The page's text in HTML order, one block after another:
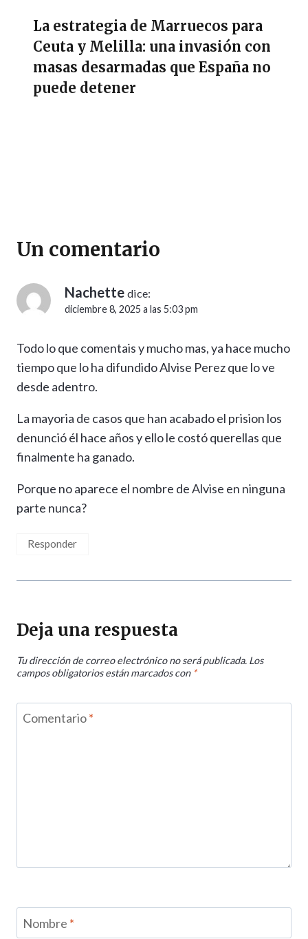
La estrategia de Marruecos para
Ceuta y Melilla: una invasión con
masas desarmadas que España no
puede detener
Un comentario
Nachette dice:
diciembre 8, 2025 a las 5:03 pm
Todo lo que comentais y mucho mas, ya hace mucho
tiempo que lo ha difundido Alvise Perez que lo ve
desde adentro.
La mayoria de casos que han acabado el prision los
denunció él hace años y ello le costó querellas que
finalmente ha ganado.
Porque no aparece el nombre de Alvise en ninguna
parte nunca?
Responder
Deja una respuesta
Tu dirección de correo electrónico no será publicada. Los
campos obligatorios están marcados con *
Comentario*
Nombre *